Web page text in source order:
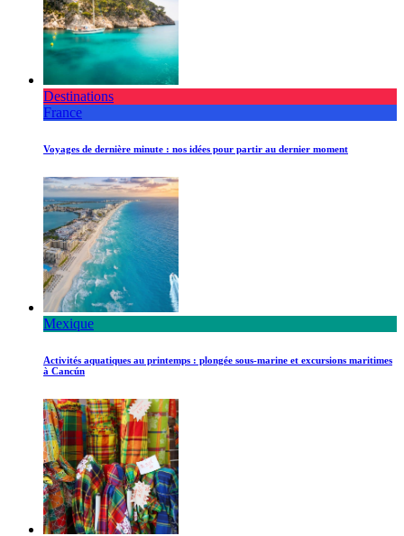
Destinations
France
Voyages de dernière minute : nos idées pour partir au dernier moment
Mexique
Activités aquatiques au printemps : plongée sous-marine et excursions maritimes
à Cancún